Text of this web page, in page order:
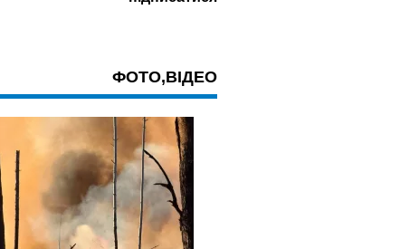
ФОТО,ВІДЕО